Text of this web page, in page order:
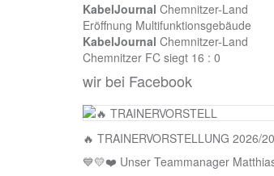
KabelJournal Chemnitzer-Land
Eröffnung Multifunktionsgebäude
KabelJournal Chemnitzer-Land
Chemnitzer FC siegt 16 : 0
wir bei Facebook
🔥 TRAINERVORSTELLUNG 2026/
💙💛❤️ Unser Teammanager